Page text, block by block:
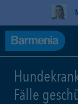
Fälle